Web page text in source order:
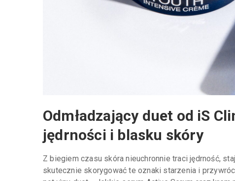
Odmładzający duet od iS
jędrności i blasku skóry
Z biegiem czasu skóra nieuchronnie traci jędrność,
skutecznie skorygować te oznaki starzenia i